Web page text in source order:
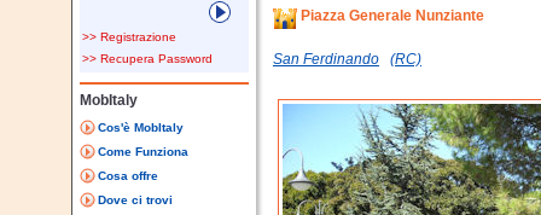
>> Registrazione
>> Recupera Password
MobItaly
Cos'è MobItaly
Come Funziona
Cosa offre
Dove ci trovi
Piazza Generale Nunziante
San Ferdinando (RC)